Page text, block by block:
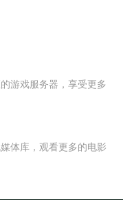
游戏服务器，享受更多
体库，观看更多的电影